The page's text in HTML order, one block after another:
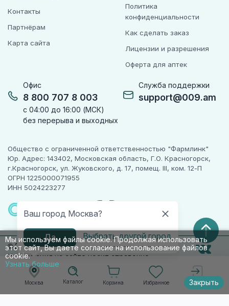
Москва
Ваш город Москва?
Да Выбрать другой город
Каталог Корзина Избранное Войти
Мы используем файлы cookie. Продолжая использовать
этот сайт, Вы даете согласие на использование файлов
cookie.
Узнать больше
Закрыть
Офис
8 800 707 8 003
с 04:00 до 16:00 (МСК)
без перерыва и выходных
Служба поддержки
support@009.am
Контакты
Партнёрам
Карта сайта
Политика
конфиденциальности
Как сделать заказ
Лицензии и разрешения
Оферта для аптек
Общество с ограниченной ответственностью "Фармлинк"
Юр. Адрес: 143402, Московская область, Г.О. Красногорск,
г.Красногорск, ул. Жуковского, д. 17, помещ. III, ком. 12-П
ОГРН 1225000071955
ИНН 5024223277
© 2010-2026 009.РФ. Все права защищены
Информация на сайте носит справочно-
информационный характер и не является
публичной офертой п. 2 ст. 437 ГК РФ